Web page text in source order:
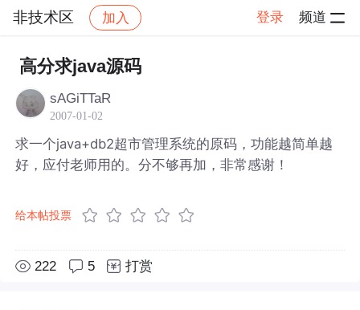
非技术区 加入 登录 频道
社区 非技术区
高分求java源码
sAGiTTaR
2007-01-02
求一个java+db2超市管理系统的原码，功能越简单越
好，应付老师用的。分不够再加，非常感谢！
给本帖投票
222 5 打赏